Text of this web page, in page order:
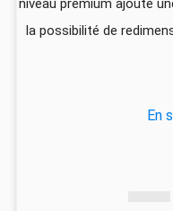
niveau premium ajoute
la possibilité de
En